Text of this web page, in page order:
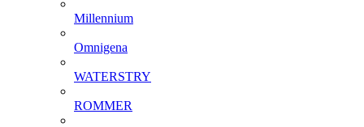
Millennium
Omnigena
WATERSTRY
ROMMER